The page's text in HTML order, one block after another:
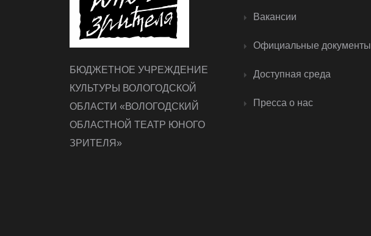
БЮДЖЕТНОЕ УЧРЕЖДЕНИЕ
КУЛЬТУРЫ ВОЛОГОДСКОЙ
ОБЛАСТИ «ВОЛОГОДСКИЙ
ОБЛАСТНОЙ ТЕАТР ЮНОГО
ЗРИТЕЛЯ»
Вакансии
Официальные документы
Доступная среда
Пресса о нас